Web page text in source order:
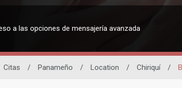
a las opciones de mensajería avanzada
Citas / Panameño / Location / Chiriquí /